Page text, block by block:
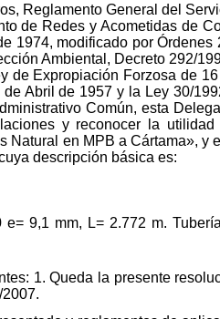
Reglamento General del
de Redes y Acometidas de
1974, modificado por
Ambiental, Decreto 292/
Expropiación Forzosa de
Abril de 1957 y la Ley 30/
Común, esta
y reconocer la
en MPB a Cártama», y
descripción básica es:
9,1 mm, L= 2.772 m.
1. Queda la presente